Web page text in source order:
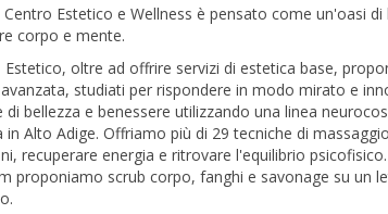
Estetico e Wellness è pensato come un'oasi di
corpo e mente.
Estetico, oltre ad offrire servizi di estetica base,
studiati per rispondere in modo mirato e
di bellezza e benessere utilizzando una linea
Alto Adige. Offriamo più di 29 tecniche di
recuperare energia e ritrovare l'equilibrio
proponiamo scrub corpo, fanghi e savonage su un